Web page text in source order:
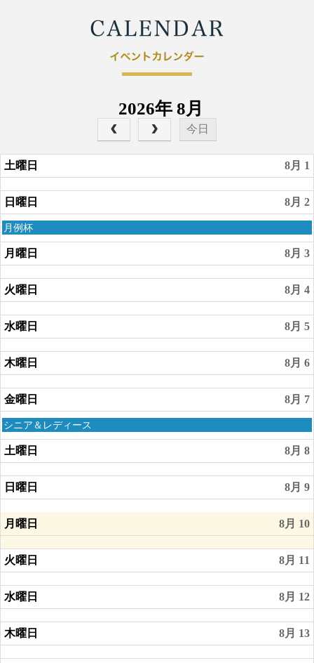
2026年 8月
今日
土曜日 8月 1
日曜日 8月 2
日
曜
日,
8
月
2nd
2026
月例杯
月曜日 8月 3
火曜日 8月 4
水曜日 8月 5
木曜日 8月 6
金曜日 8月 7
金
曜
日,
8
月
7th
2026
シニア＆レディース
土曜日 8月 8
日曜日 8月 9
月曜日 8月 10
火曜日 8月 11
水曜日 8月 12
木曜日 8月 13